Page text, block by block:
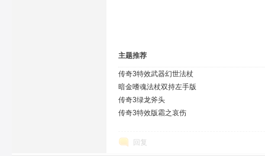
主题推荐
传奇3特效武器幻世法杖
暗金嗜魂法杖双持左手版
传奇3绿龙斧头
传奇3特效版霜之哀伤
回复